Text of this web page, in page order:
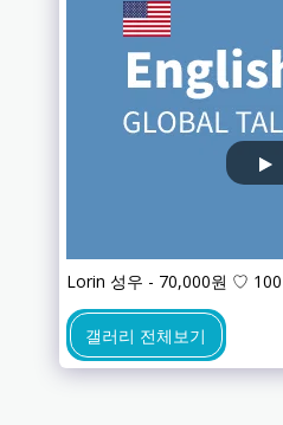
Lorin 성우 - 70,000원 ♡
갤러리 전체보기